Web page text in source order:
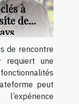
à
de
de rencontre
requiert une
peut